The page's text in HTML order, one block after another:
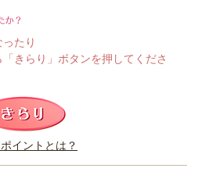
たか？
たり
きらり」ボタンを押してくださ
イントとは？